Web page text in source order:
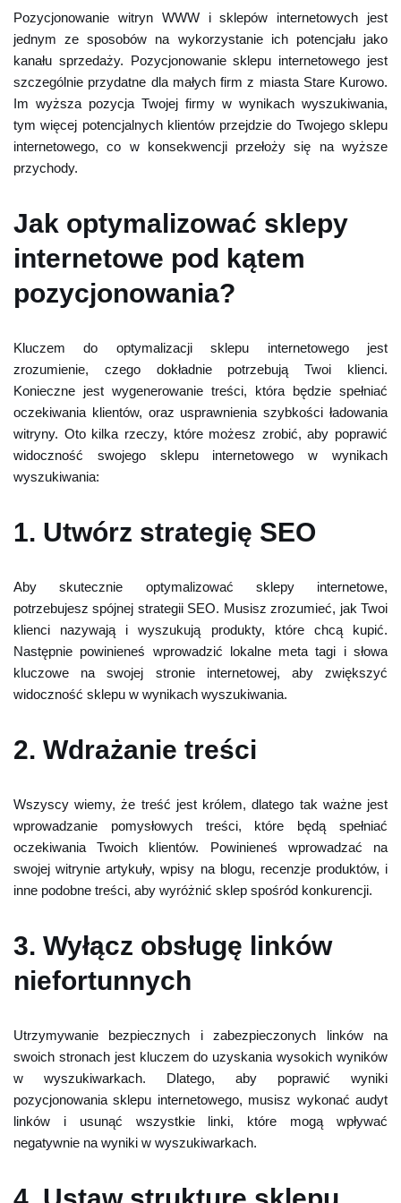
Pozycjonowanie witryn WWW i sklepów internetowych jest
jednym ze sposobów na wykorzystanie ich potencjału jako
kanału sprzedaży. Pozycjonowanie sklepu internetowego jest
szczególnie przydatne dla małych firm z miasta Stare Kurowo.
Im wyższa pozycja Twojej firmy w wynikach wyszukiwania,
tym więcej potencjalnych klientów przejdzie do Twojego sklepu
internetowego, co w konsekwencji przełoży się na wyższe
przychody.
Jak optymalizować sklepy
internetowe pod kątem
pozycjonowania?
Kluczem do optymalizacji sklepu internetowego jest
zrozumienie, czego dokładnie potrzebują Twoi klienci.
Konieczne jest wygenerowanie treści, która będzie spełniać
oczekiwania klientów, oraz usprawnienia szybkości ładowania
witryny. Oto kilka rzeczy, które możesz zrobić, aby poprawić
widoczność swojego sklepu internetowego w wynikach
wyszukiwania:
1. Utwórz strategię SEO
Aby skutecznie optymalizować sklepy internetowe,
potrzebujesz spójnej strategii SEO. Musisz zrozumieć, jak Twoi
klienci nazywają i wyszukują produkty, które chcą kupić.
Następnie powinieneś wprowadzić lokalne meta tagi i słowa
kluczowe na swojej stronie internetowej, aby zwiększyć
widoczność sklepu w wynikach wyszukiwania.
2. Wdrażanie treści
Wszyscy wiemy, że treść jest królem, dlatego tak ważne jest
wprowadzanie pomysłowych treści, które będą spełniać
oczekiwania Twoich klientów. Powinieneś wprowadzać na
swojej witrynie artykuły, wpisy na blogu, recenzje produktów, i
inne podobne treści, aby wyróżnić sklep spośród konkurencji.
3. Wyłącz obsługę linków
niefortunnych
Utrzymywanie bezpiecznych i zabezpieczonych linków na
swoich stronach jest kluczem do uzyskania wysokich wyników
w wyszukiwarkach. Dlatego, aby poprawić wyniki
pozycjonowania sklepu internetowego, musisz wykonać audyt
linków i usunąć wszystkie linki, które mogą wpływać
negatywnie na wyniki w wyszukiwarkach.